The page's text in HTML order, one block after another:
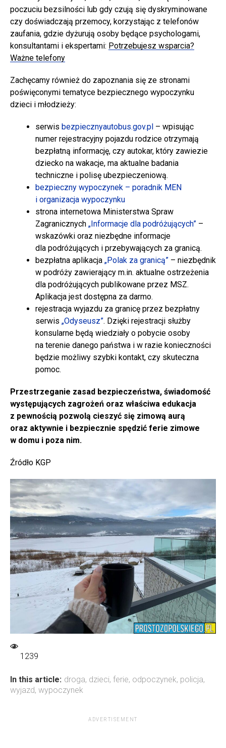
poczuciu bezsilności lub gdy czują się dyskryminowane
czy doświadczają przemocy, korzystając z telefonów
zaufania, gdzie dyżurują osoby będące psychologami,
konsultantami i ekspertami: Potrzebujesz wsparcia?
Ważne telefony
Zachęcamy również do zapoznania się ze stronami
poświęconymi tematyce bezpiecznego wypoczynku
dzieci i młodzieży:
serwis bezpiecznyautobus.gov.pl – wpisując
numer rejestracyjny pojazdu rodzice otrzymają
bezpłatną informację, czy autokar, który zawiezie
dziecko na wakacje, ma aktualne badania
techniczne i polisę ubezpieczeniową.
bezpieczny wypoczynek – poradnik MEN
i organizacja wypoczynku
strona internetowa Ministerstwa Spraw
Zagranicznych „Informacje dla podróżujących” –
wskazówki oraz niezbędne informacje
dla podróżujących i przebywających za granicą.
bezpłatna aplikacja „Polak za granicą” – niezbędnik
w podróży zawierający m.in. aktualne ostrzeżenia
dla podróżujących publikowane przez MSZ.
Aplikacja jest dostępna za darmo.
rejestracja wyjazdu za granicę przez bezpłatny
serwis „Odyseusz”. Dzięki rejestracji służby
konsularne będą wiedziały o pobycie osoby
na terenie danego państwa i w razie konieczności
będzie możliwy szybki kontakt, czy skuteczna
pomoc.
Przestrzeganie zasad bezpieczeństwa, świadomość
występujących zagrożeń oraz właściwa edukacja
z pewnością pozwolą cieszyć się zimową aurą
oraz aktywnie i bezpiecznie spędzić ferie zimowe
w domu i poza nim.
Źródło KGP
1239
In this article: droga, dzieci, ferie, odpoczynek, policja,
wyjazd, wypoczynek
ADVERTISEMENT